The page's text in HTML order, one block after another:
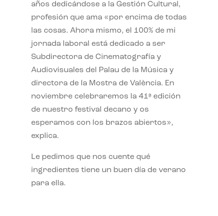
años dedicándose a la Gestión Cultural,
profesión que ama «por encima de todas
las cosas. Ahora mismo, el 100% de mi
jornada laboral está dedicado a ser
Subdirectora de Cinematografía y
Audiovisuales del Palau de la Música y
directora de la Mostra de València. En
noviembre celebraremos la 41ª edición
de nuestro festival decano y os
esperamos con los brazos abiertos»,
explica.
Le pedimos que nos cuente qué
ingredientes tiene un buen día de verano
para ella.